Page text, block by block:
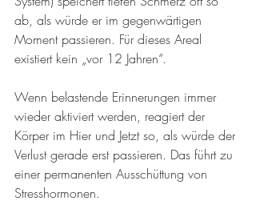
ab, als würde er im gegenwärtigen
Moment passieren. Für dieses Areal
existiert kein „vor 12 Jahren“.
Wenn belastende Erinnerungen immer
wieder aktiviert werden, reagiert der
Körper im Hier und Jetzt so, als würde der
Verlust gerade erst passieren. Das führt zu
einer permanenten Ausschüttung von
Stresshormonen.